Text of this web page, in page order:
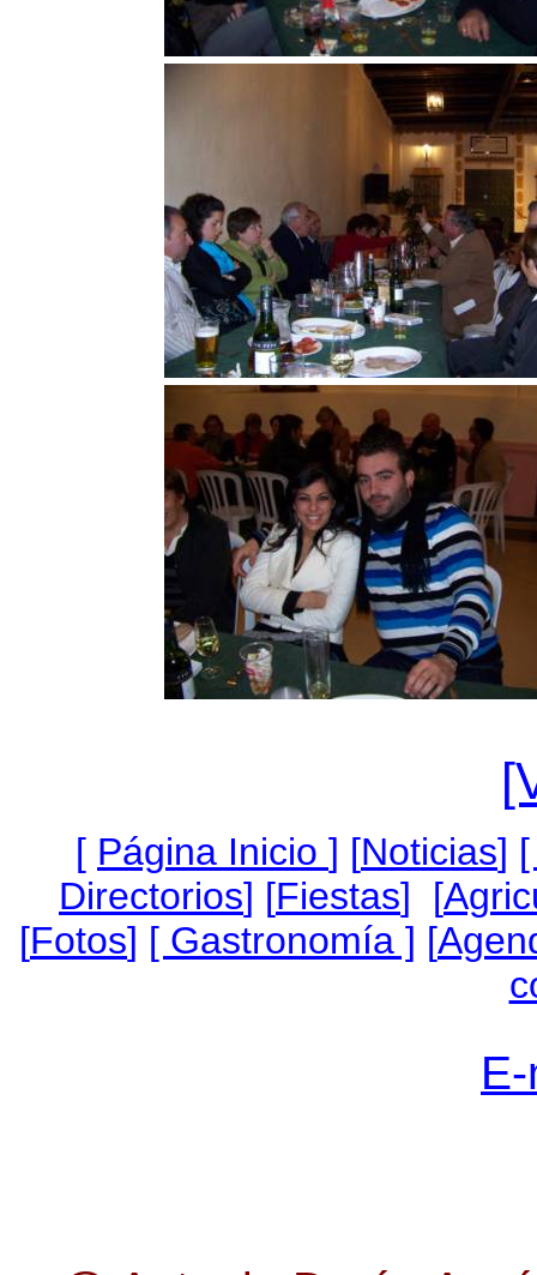
[ Página Inicio ] [Noticias]
Directorios] [Fiestas] [
[Fotos] [ Gastronomía ] [